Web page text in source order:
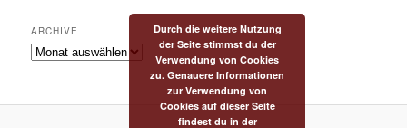
ARCHIVE
Archive
Durch die weitere Nutzung
der Seite stimmst du der
Verwendung von Cookies
zu. Genauere Informationen
zur Verwendung von
Cookies auf dieser Seite
findest du in der